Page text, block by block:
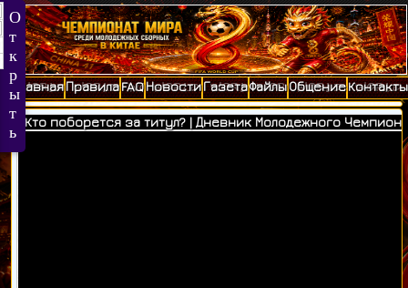
ГлавнаяПравилаFAQНовостиГазетаФайлыОбщениеКонтакты
Кто поборется за титул? | Дневник Молодежного